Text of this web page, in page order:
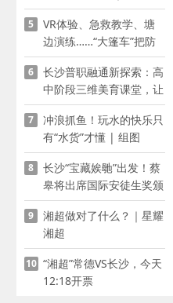
沙 “才”够硬核
5
VR体验、急救教学、塘
边演练……“大篷车”把防
溺水课堂搬到乡村青少年
家门口
6
长沙普职融通新探索：高
中阶段三维美育课堂，让
少年向美而生
7
冲浪抓鱼！玩水的快乐只
有“水货”才懂 | 组图
8
长沙“宝藏娭毑”出发！蔡
皋将出席国际安徒生奖颁
奖典礼并领奖
9
湘超做对了什么？｜星耀
湘超
10 “湘超”常德VS长沙，今天
12:18开票